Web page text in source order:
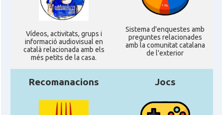
Ví­deos, activitats, grups i
informació audiovisual en
català relacionada amb els
més petits de la casa.
Sistema d'enquestes amb
preguntes relacionades
amb la comunitat catalana
de l'exterior
Recomanacions Jocs